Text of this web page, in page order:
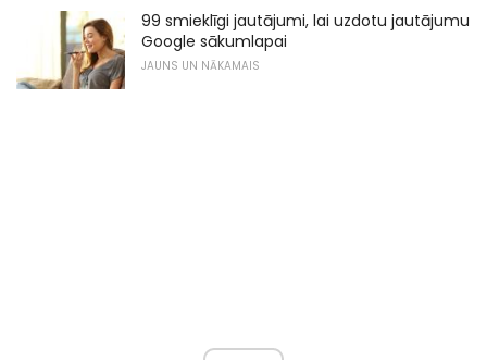
99 smieklīgi jautājumi, lai uzdotu jautājumu
Google sākumlapai
JAUNS UN NĀKAMAIS